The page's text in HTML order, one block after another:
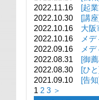
2022.11.16
[起
2022.10.30
[講
2022.10.16 大阪
2022.10.16
メ
2022.09.16
メ
2022.08.31
[御
2022.08.30
[ひ
2021.09.10
[告
1 2 3 ＞